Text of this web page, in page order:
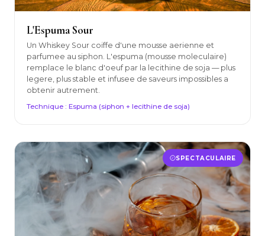
L'Espuma Sour
Un Whiskey Sour coiffe d'une mousse aerienne et
parfumee au siphon. L'espuma (mousse moleculaire)
remplace le blanc d'oeuf par la lecithine de soja — plus
legere, plus stable et infusee de saveurs impossibles a
obtenir autrement.
Technique : Espuma (siphon + lecithine de soja)
SPECTACULAIRE